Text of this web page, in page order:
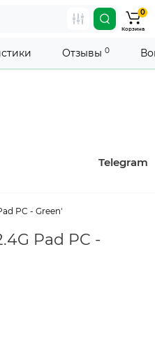
приостановлена.
возобновить прием
скорее.
Telegram
0
Корзина
PC - Green'
Pad PC -
Отзывы 0